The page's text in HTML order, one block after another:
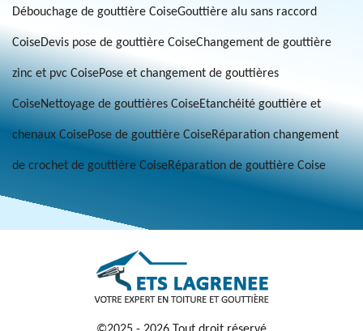
Débouchage de gouttière CoiseGouttière alu sans raccord
CoiseDevis pose de gouttière CoiseChangement de gouttière
zinc et pvc CoisePose et changement de gouttières
CoiseNettoyage de gouttières CoiseEtanchéité gouttière et
chenaux CoisePose de gouttière CoiseRéparation changement
de crochet de gouttière CoiseRéparation de gouttière Coise